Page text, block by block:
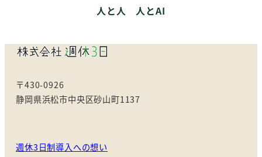
師
援
ついてのセミナー・勉
強会 講師
人と人 人とAI
〒430-0926
静岡県浜松市中央区砂山町1137
週休3日制導入への想い